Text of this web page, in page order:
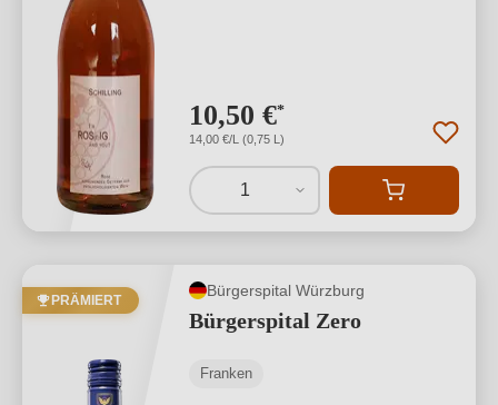
10,50 €*
14,00 €/L (0,75 L)
1
PRÄMIERT
Bürgerspital Würzburg
Bürgerspital Zero
Franken